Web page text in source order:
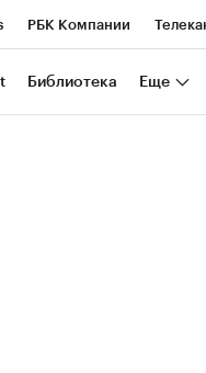
РБК Компании
Национальные проекты
Библиотека Еще